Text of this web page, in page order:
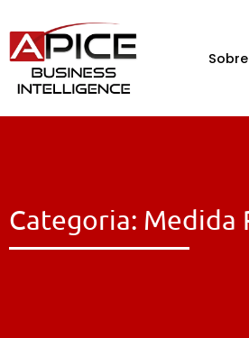
Sobre
Categoria: Medida